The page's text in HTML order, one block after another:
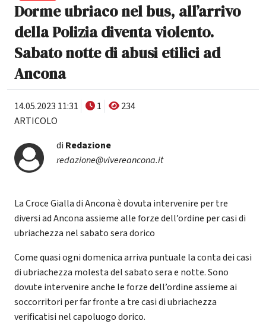
Dorme ubriaco nel bus, all’arrivo
della Polizia diventa violento.
Sabato notte di abusi etilici ad
Ancona
14.05.2023 11:31 1
234
ARTICOLO
di Redazione
redazione@vivereancona.it
La Croce Gialla di Ancona è dovuta intervenire per tre
diversi ad Ancona assieme alle forze dell’ordine per casi di
ubriachezza nel sabato sera dorico
Come quasi ogni domenica arriva puntuale la conta dei casi
di ubriachezza molesta del sabato sera e notte. Sono
dovute intervenire anche le forze dell’ordine assieme ai
soccorritori per far fronte a tre casi di ubriachezza
verificatisi nel capoluogo dorico.